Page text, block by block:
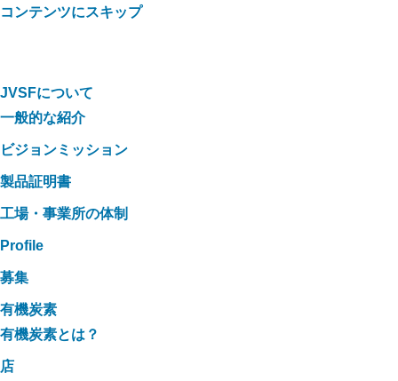
コンテンツにスキップ
JVSFについて
一般的な紹介
ビジョンミッション
製品証明書
工場・事業所の体制
Profile
募集
有機炭素
有機炭素とは？
店